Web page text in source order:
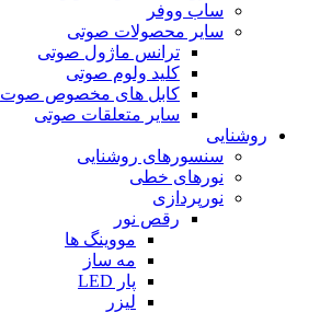
ساب ووفر
سایر محصولات صوتی
ترانس ماژول صوتی
کلید ولوم صوتی
کابل های مخصوص صوت
سایر متعلقات صوتی
روشنایی
سنسورهای روشنایی
نورهای خطی
نورپردازی
رقص نور
مووینگ ها
مه ساز
پار LED
لیزر